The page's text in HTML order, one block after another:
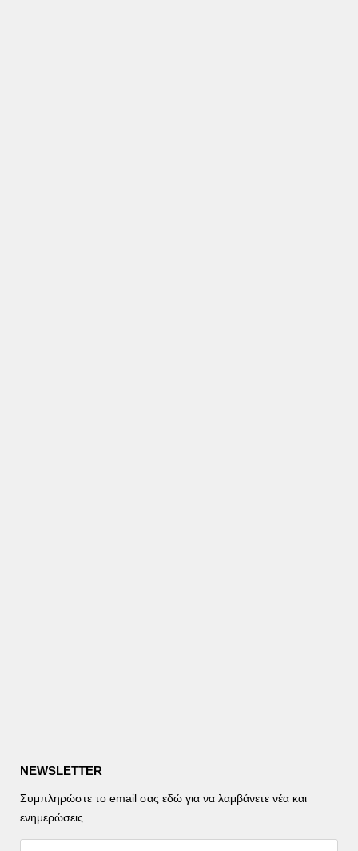
NEWSLETTER
Συμπληρώστε το email σας εδώ για να λαμβάνετε νέα και
ενημερώσεις